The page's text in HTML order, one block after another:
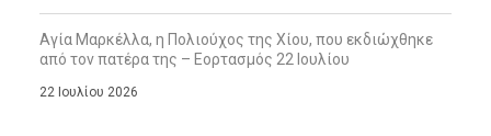
Αγία Μαρκέλλα, η Πολιούχος της Χίου, που εκδιώχθηκε
από τον πατέρα της – Εορτασμός 22 Ιουλίου
22 Ιουλίου 2026